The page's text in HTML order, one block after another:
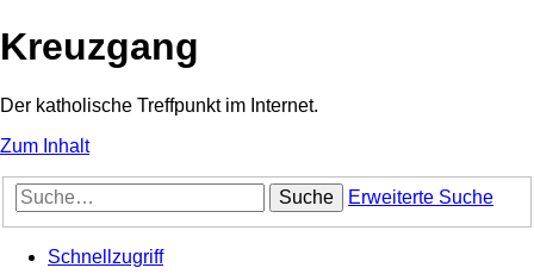
Kreuzgang
Der katholische Treffpunkt im Internet.
Zum Inhalt
Suche Erweiterte Suche
Schnellzugriff